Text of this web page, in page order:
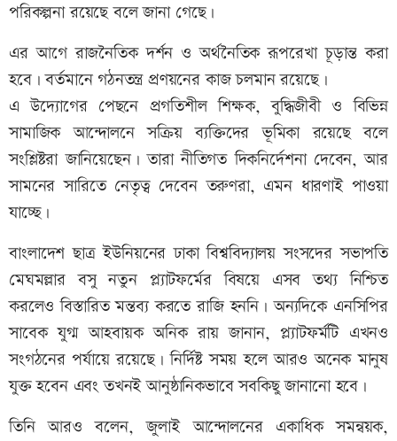
পরিকল্পনা রয়েছে বলে জানা গেছে।
এর আগে রাজনৈতিক দর্শন ও অর্থনৈতিক রূপরেখা চূড়ান্ত করা
হবে। বর্তমানে গঠনতন্ত্র প্রণয়নের কাজ চলমান রয়েছে।
এ উদ্যোগের পেছনে প্রগতিশীল শিক্ষক, বুদ্ধিজীবী ও বিভিন্ন
সামাজিক আন্দোলনে সক্রিয় ব্যক্তিদের ভূমিকা রয়েছে বলে
সংশ্লিষ্টরা জানিয়েছেন। তারা নীতিগত দিকনির্দেশনা দেবেন, আর
সামনের সারিতে নেতৃত্ব দেবেন তরুণরা, এমন ধারণাই পাওয়া
যাচ্ছে।
বাংলাদেশ ছাত্র ইউনিয়নের ঢাকা বিশ্ববিদ্যালয় সংসদের সভাপতি
মেঘমল্লার বসু নতুন প্ল্যাটফর্মের বিষয়ে এসব তথ্য নিশ্চিত
করলেও বিস্তারিত মন্তব্য করতে রাজি হননি। অন্যদিকে এনসিপির
সাবেক যুগ্ম আহবায়ক অনিক রায় জানান, প্ল্যাটফর্মটি এখনও
সংগঠনের পর্যায়ে রয়েছে। নির্দিষ্ট সময় হলে আরও অনেক মানুষ
যুক্ত হবেন এবং তখনই আনুষ্ঠানিকভাবে সবকিছু জানানো হবে।
তিনি আরও বলেন, জুলাই আন্দোলনের একাধিক সমন্বয়ক,